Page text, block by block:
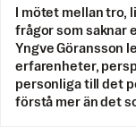
I mötet mellan
frågor som saknar
Yngve Göransson
erfarenheter,
personliga till det
förstå mer än det